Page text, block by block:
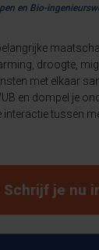
en Bio-
droogte,
met elkaar
en dompel je
tussen
Schrijf je nu